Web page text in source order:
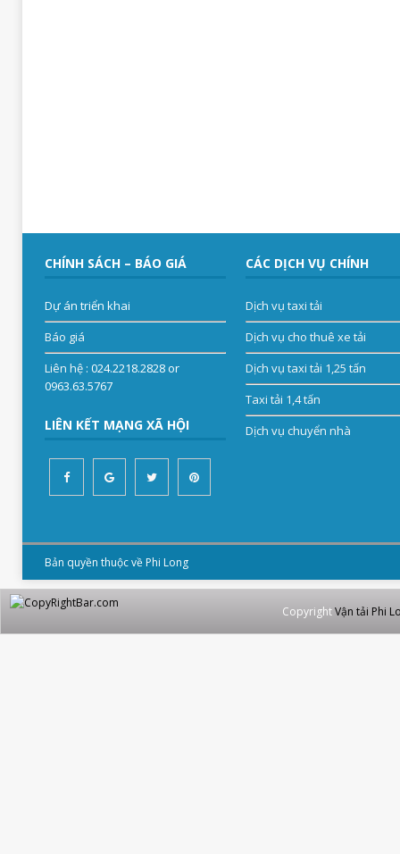
CHÍNH SÁCH – BÁO GIÁ
Dự án triển khai
Báo giá
Liên hệ: 024.2218.2828 or
0963.63.5767
LIÊN KẾT MẠNG XÃ HỘI
CÁC DỊCH VỤ CHÍNH
Dịch vụ taxi tải
Dịch vụ cho thuê xe tải
Dịch vụ taxi tải 1,25 tấn
Taxi tải 1,4 tấn
Dịch vụ chuyển nhà
Bản quyền thuộc về Phi Long
CopyrightVận tải Phi